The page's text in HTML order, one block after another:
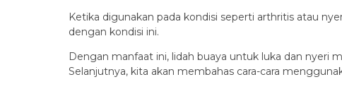
Ketika digunakan pada kondisi seperti arthritis atau
dengan kondisi ini.
Dengan manfaat ini, lidah buaya untuk luka dan nyeri
Selanjutnya, kita akan membahas cara-cara